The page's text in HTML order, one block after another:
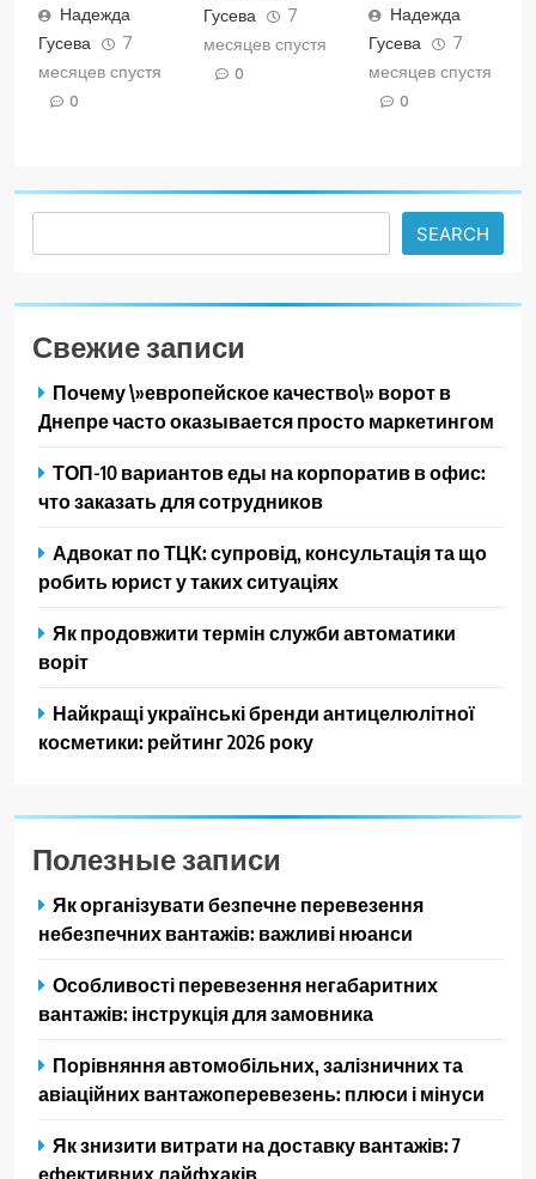
Надежда
Гусева
7
месяцев спустя
0
Гусева
7
месяцев спустя
0
Надежда
Гусева
7
месяцев спустя
0
SEARCH
Свежие записи
Почему \»европейское качество\» ворот в
Днепре часто оказывается просто маркетингом
ТОП-10 вариантов еды на корпоратив в офис:
что заказать для сотрудников
Адвокат по ТЦК: супровід, консультація та що
робить юрист у таких ситуаціях
Як продовжити термін служби автоматики
воріт
Найкращі українські бренди антицелюлітної
косметики: рейтинг 2026 року
Полезные записи
Як організувати безпечне перевезення
небезпечних вантажів: важливі нюанси
Особливості перевезення негабаритних
вантажів: інструкція для замовника
Порівняння автомобільних, залізничних та
авіаційних вантажоперевезень: плюси і мінуси
Як знизити витрати на доставку вантажів: 7
ефективних лайфхаків